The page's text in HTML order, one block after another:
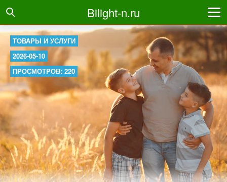
Bilight-n.ru
ТОВАРЫ И УСЛУГИ
2026-05-10
ПРОСМОТРОВ: 220